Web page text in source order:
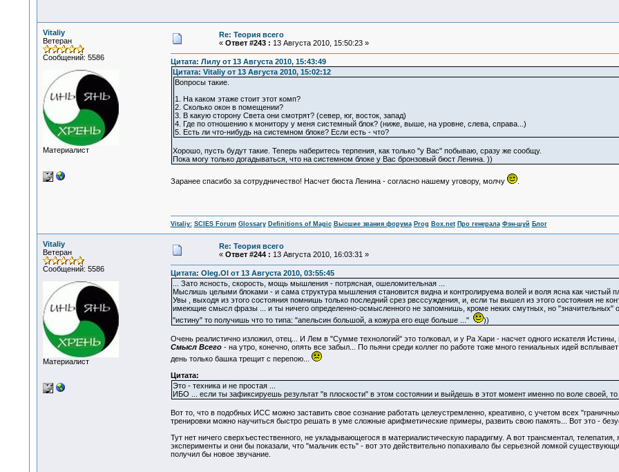
Vitaliy
Ветеран
Сообщений: 5586
Материалист
Re: Теория всего
« Ответ #243 : 13 Августа 2010, 15:50:23 »
Цитата: Лилу от 13 Августа 2010, 15:43:49
Цитата: Vitaliy от 13 Августа 2010, 15:02:12
Вопросы такие.
1. На каком этаже стоит этот комп?
2. Сколько окон в помещении?
3. В какую сторону Света они смотрят? (север, юг, восток, запад)
4. Где по отношению к монитору у меня системный блок? (ниже, выше, на уровне, слева, справа...)
5. Есть ли что-нибудь на системном блоке? Если есть - что?
Хорошо, пусть будут такие. Теперь наберитесь терпения, как только "у Вас" побываю, сразу же сообщу.
Пока могу только догадываться, что на системном блоке у Вас бронзовый бюст Ленина. ))
Заранее спасибо за сотрудничество! Насчет бюста Ленина - согласно нашему уговору, молчу .
Vitaliy: SCIES Forum Glossary Definitions of Magic Высшие звания форума Prog Box.net Про генерала Фэн-шуй Блог
Vitaliy
Ветеран
Сообщений: 5586
Материалист
Re: Теория всего
« Ответ #244 : 13 Августа 2010, 16:03:31 »
Цитата: Oleg.Ol от 13 Августа 2010, 03:55:45
... Зато ясность, скорость, мощь мышления - потрясная, ошеломительная ...
Мыслишь целыми блоками - и сама структура мышления становится видна и контролируема волей и воля ясна как чистый
Увы , выходя из этого состояния помнишь только последний срез рвсссуждения, и, если ты вышел из этого состояния не
имеющие смысл фразы ... и ты ничего определенно-осмысленного не запомнишь, кроме неких смутных, но "значительных"
"истину" то получишь что то типа: "апельсин большой, а кожура его еще больше ..."
))
Очень реалистично изложил, отец... И Лем в "Сумме технологий" это толковал, и у Ра Хари - насчет одного искателя
Смысл Всего- на утро, конечно, опять все забыл... По пьяни среди коллег по работе тоже много гениальных идей
день только башка трещит с перепою...
Цитата:
Это - техника и не простая ...
ИБО ... если ты зафиксируешь результат "в плоскости" в этом состоянии и выйдешь в этот момент именно по воле своей,
Вот то, что в подобных ИСС можно заставить свое сознание работать целеустремленно, креативно, с учетом всех
тренировки можно научиться быстро решать в уме сложные арифметические примеры, развить свою память... Вот это -
Тут нет ничего сверхъестественного, не укладывающегося в материалистическую парадигму. А вот трансментал,
эксперименты и они бы показали, что "мальчик есть" - вот это действительно попахивало бы серьезной ломкой
получил бы новое звучание.